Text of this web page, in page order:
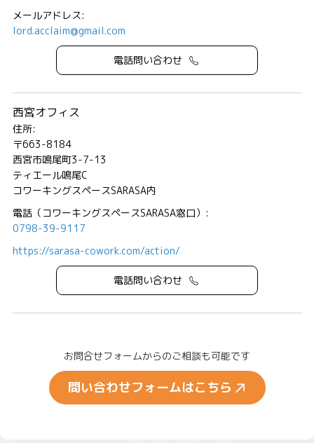
メールアドレス:
lord.acclaim@gmail.com
電話問い合わせ
西宮オフィス
住所:
〒663-8184
西宮市鳴尾町3-7-13
ティエール鳴尾C
コワーキングスペースSARASA内
電話（コワーキングスペースSARASA窓口）:
0798-39-9117
https://sarasa-cowork.com/action/
電話問い合わせ
お問合せフォームからのご相談も可能です
問い合わせフォームはこちら